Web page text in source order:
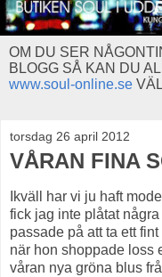
OM DU SER
BLOGG SÅ KAN DU
www.soul-online.se
torsdag 26 april 2012
VÅRAN FINA
Ikväll har vi ju haft
fick jag inte plåtat
passade på att ta ett
när hon shoppade loss
våran nya gröna blus